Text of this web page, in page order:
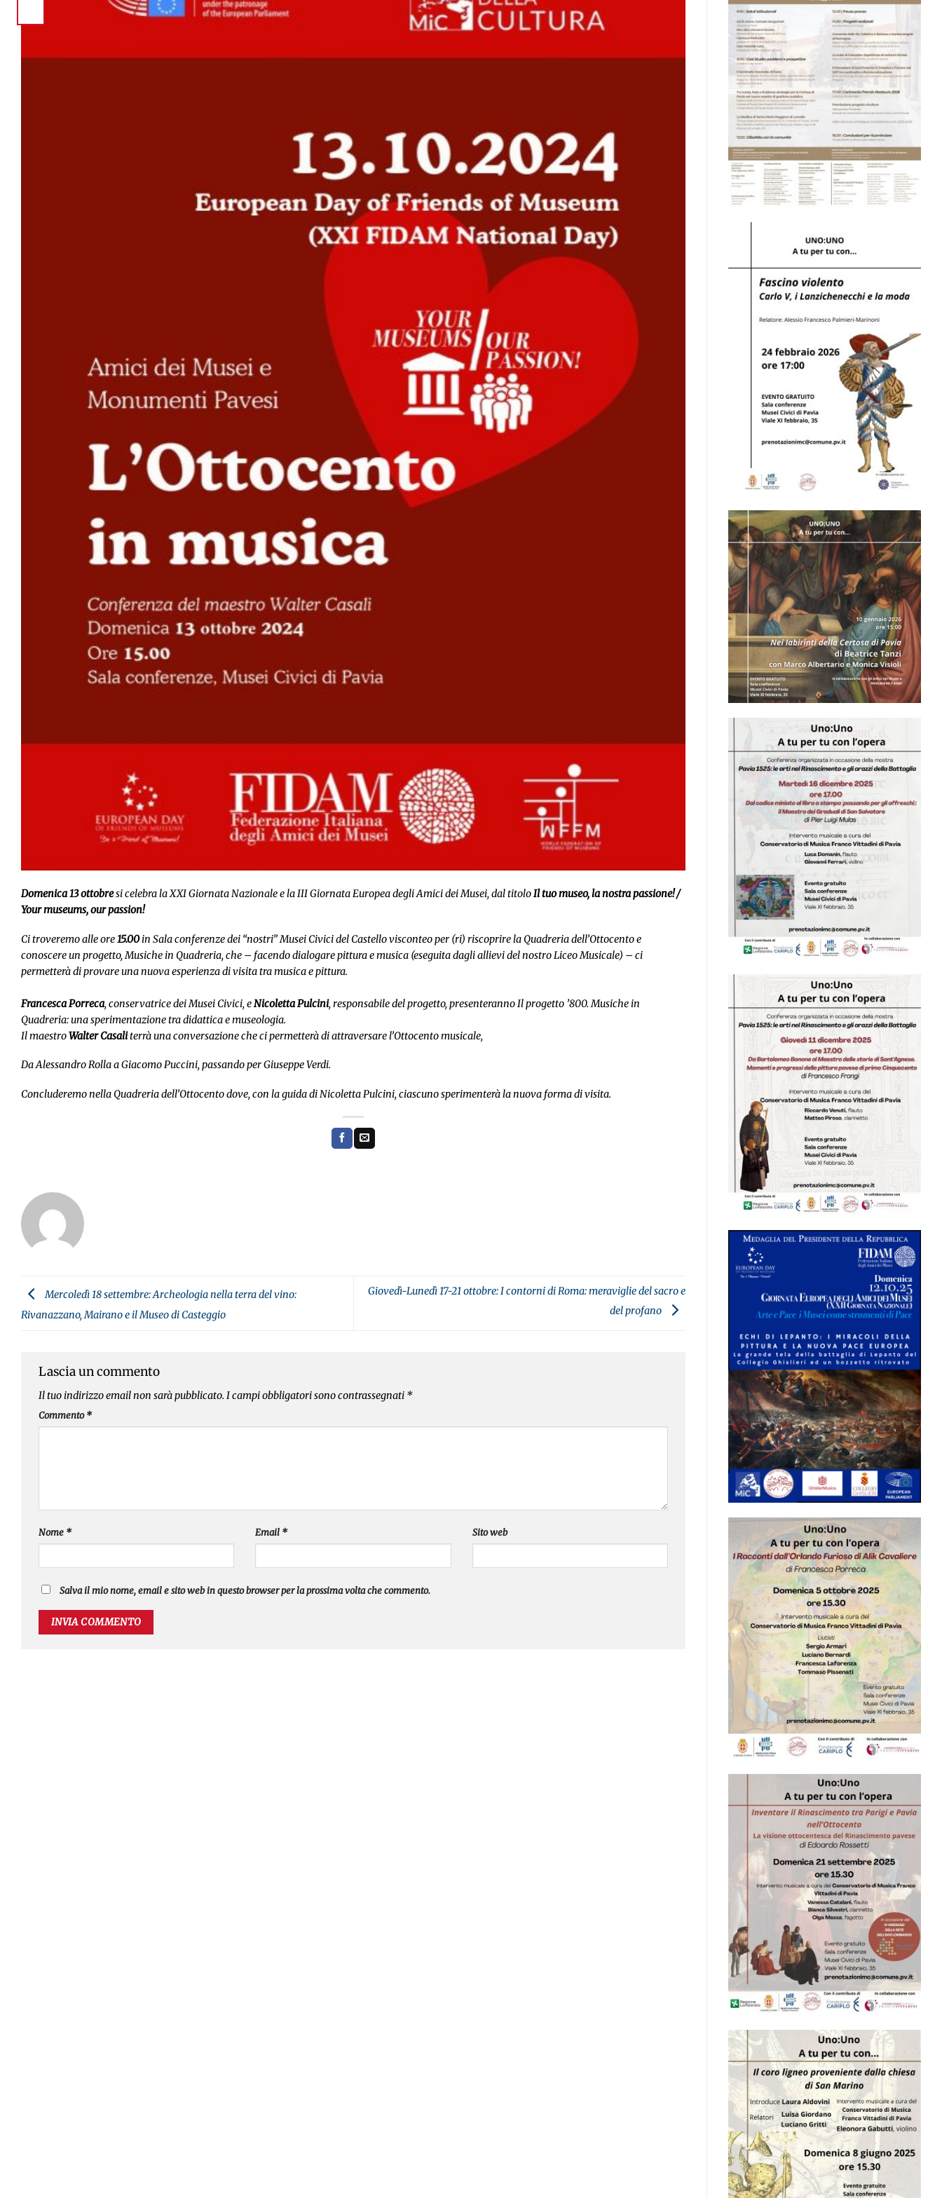
Domenica 13 ottobresi celebra la XXI Giornata Nazionale e la III Giornata Europea degli Amici dei Musei, dal titoloIl tuo museo, la nostra passione! /
Your museums, our passion!
Ci troveremo alle ore15.00in Sala conferenze dei “nostri” Musei Civici del Castello visconteo per (ri) riscoprire la Quadreria dell’Ottocento e
conoscere un progetto,Musiche in Quadreria, che – facendo dialogare pittura e musica (eseguita dagli allievi del nostro Liceo Musicale) – ci
permetterà di provare una nuova esperienza di visita tra musica e pittura.
Francesca Porreca, conservatrice dei Musei Civici, eNicoletta Pulcini, responsabile del progetto, presenterannoIl progetto ’800. Musiche in
Quadreria: una sperimentazione tra didattica e museologia.
Il maestroWalter Casaliterrà una conversazione che ci permetterà di attraversare l’Ottocento musicale,
Da Alessandro Rolla a Giacomo Puccini, passando per Giuseppe Verdi.
Concluderemo nella Quadreria dell’Ottocento dove, con la guida di Nicoletta Pulcini, ciascuno sperimenterà la nuova forma di visita.
Mercoledì 18 settembre: Archeologia nella terra del vino:
Rivanazzano, Mairano e il Museo di Casteggio
Giovedì-Lunedì 17-21 ottobre: I contorni di Roma: meraviglie del sacro e
del profano
Lascia un commento
Il tuo indirizzo email non sarà pubblicato. I campi obbligatori sono contrassegnati *
Commento*
Nome * Email * Sito web
Salva il mio nome, email e sito web in questo browser per la prossima volta che commento.